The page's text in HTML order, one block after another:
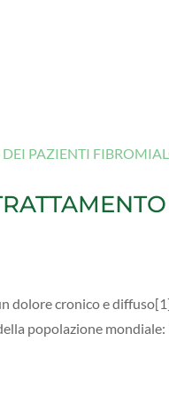
dolore cronico e
popolazione mondiale: